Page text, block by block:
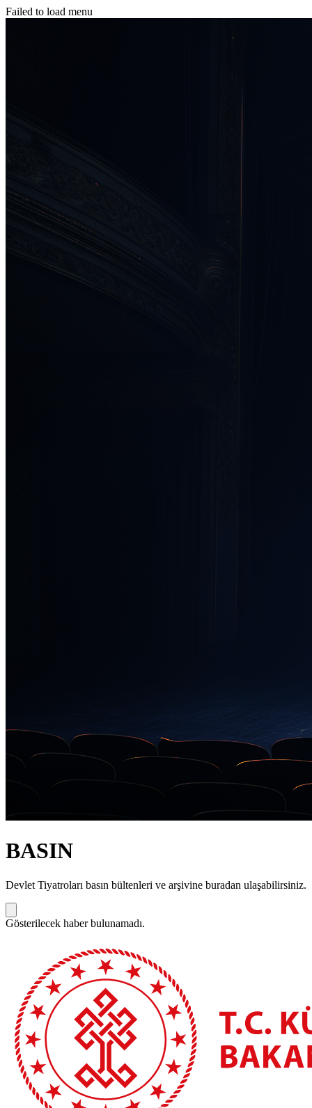
Failed to load menu
BASIN
Devlet Tiyatroları basın bültenleri ve arşivine buradan ulaşabilirsiniz.
Gösterilecek haber bulunamadı.